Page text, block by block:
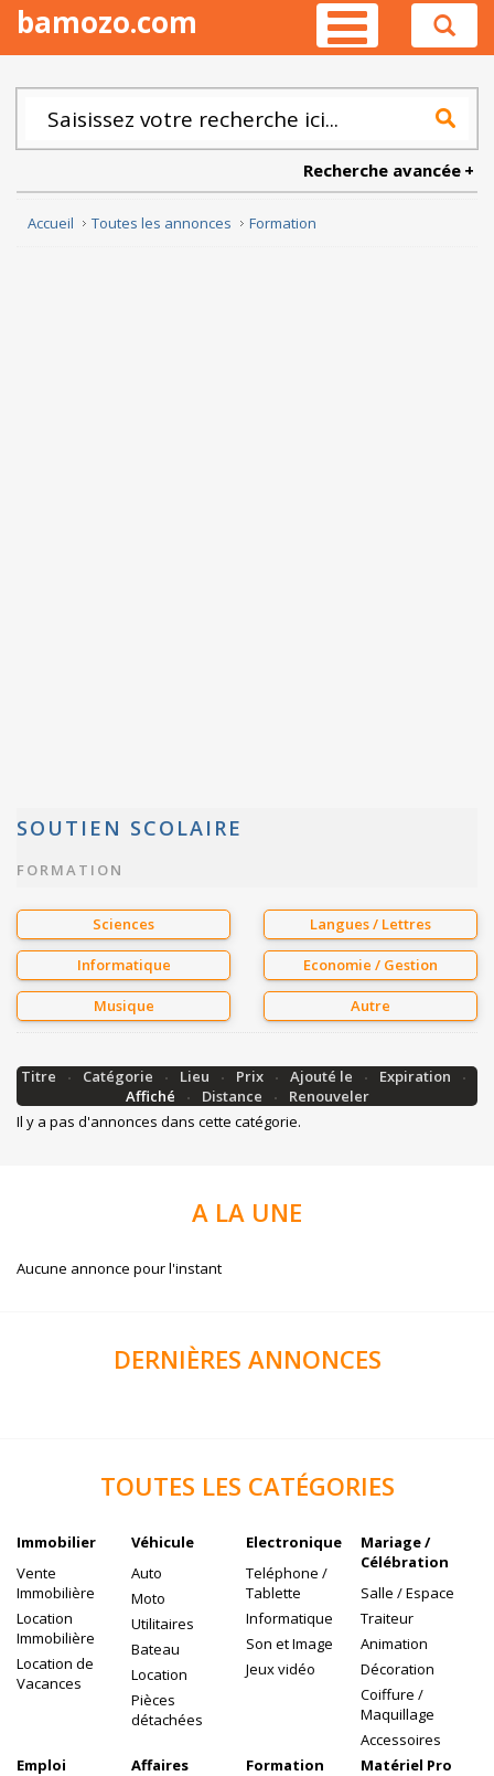
bamozo.com
Recherche avancée
Accueil Toutes les annonces Formation
SOUTIEN SCOLAIRE
FORMATION
Sciences Langues / Lettres
Informatique Economie / Gestion
Musique Autre
Titre Catégorie Lieu Prix Ajouté le
Expiration
Affiché
Distance
Renouveler
Il y a pas d'annonces dans cette catégorie.
A LA UNE
Aucune annonce pour l'instant
DERNIÈRES ANNONCES
TOUTES LES CATÉGORIES
Immobilier
Vente
Immobilière
Location
Immobilière
Location de
Vacances
Véhicule
Auto
Moto
Utilitaires
Bateau
Location
Pièces
détachées
Electronique
Teléphone /
Tablette
Informatique
Son et Image
Jeux vidéo
Mariage /
Célébration
Salle / Espace
Traiteur
Animation
Décoration
Coiffure /
Maquillage
Accessoires
Emploi
Affaires
Formation
Matériel Pro